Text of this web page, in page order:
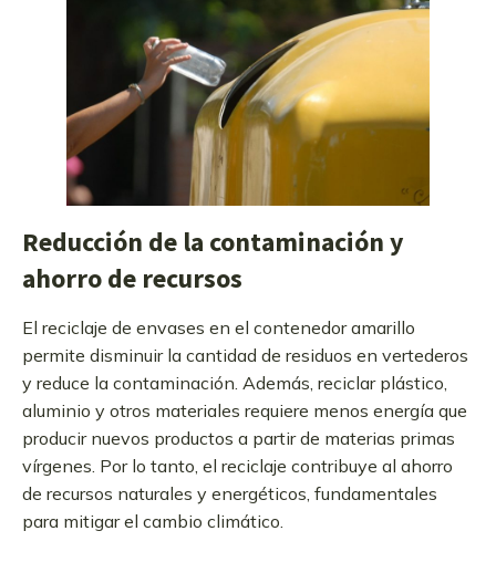
Reducción de la contaminación y
ahorro de recursos
El reciclaje de envases en el contenedor amarillo
permite disminuir la cantidad de residuos en vertederos
y reduce la contaminación. Además, reciclar plástico,
aluminio y otros materiales requiere menos energía que
producir nuevos productos a partir de materias primas
vírgenes. Por lo tanto, el reciclaje contribuye al ahorro
de recursos naturales y energéticos, fundamentales
para mitigar el cambio climático.